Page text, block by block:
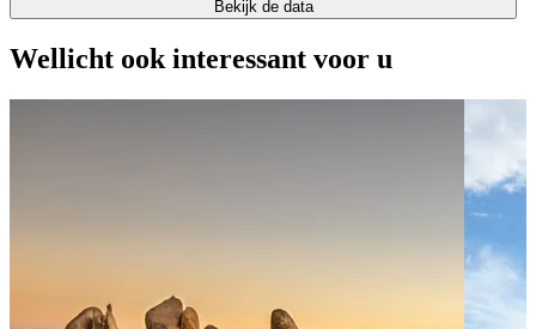
Bekijk de data
Wellicht ook interessant voor u